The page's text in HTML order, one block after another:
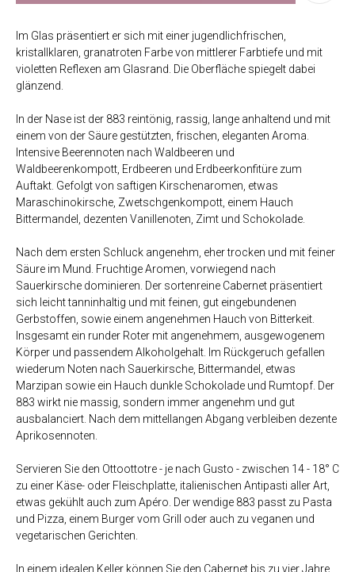
Im Glas präsentiert er sich mit einer jugendlichfrischen,
kristallklaren, granatroten Farbe von mittlerer Farbtiefe und mit
violetten Reflexen am Glasrand. Die Oberfläche spiegelt dabei
glänzend.
In der Nase ist der 883 reintönig, rassig, lange anhaltend und mit
einem von der Säure gestützten, frischen, eleganten Aroma.
Intensive Beerennoten nach Waldbeeren und
Waldbeerenkompott, Erdbeeren und Erdbeerkonfitüre zum
Auftakt. Gefolgt von saftigen Kirschenaromen, etwas
Maraschinokirsche, Zwetschgenkompott, einem Hauch
Bittermandel, dezenten Vanillenoten, Zimt und Schokolade.
Nach dem ersten Schluck angenehm, eher trocken und mit feiner
Säure im Mund. Fruchtige Aromen, vorwiegend nach
Sauerkirsche dominieren. Der sortenreine Cabernet präsentiert
sich leicht tanninhaltig und mit feinen, gut eingebundenen
Gerbstoffen, sowie einem angenehmen Hauch von Bitterkeit.
Insgesamt ein runder Roter mit angenehmem, ausgewogenem
Körper und passendem Alkoholgehalt. Im Rückgeruch gefallen
wiederum Noten nach Sauerkirsche, Bittermandel, etwas
Marzipan sowie ein Hauch dunkle Schokolade und Rumtopf. Der
883 wirkt nie massig, sondern immer angenehm und gut
ausbalanciert. Nach dem mittellangen Abgang verbleiben dezente
Aprikosennoten.
Servieren Sie den Ottoottotre - je nach Gusto - zwischen 14 - 18° C
zu einer Käse- oder Fleischplatte, italienischen Antipasti aller Art,
etwas gekühlt auch zum Apéro. Der wendige 883 passt zu Pasta
und Pizza, einem Burger vom Grill oder auch zu veganen und
vegetarischen Gerichten.
In einem idealen Keller können Sie den Cabernet bis zu vier Jahre